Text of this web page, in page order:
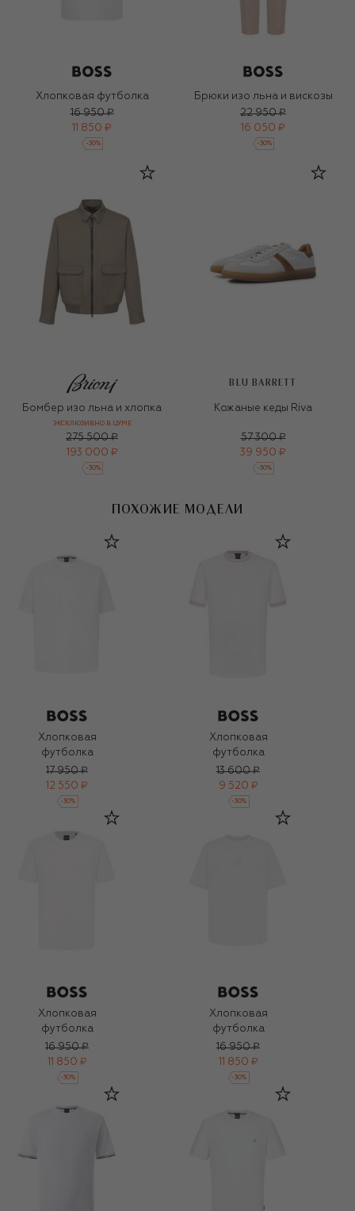
Хлопковая футболка
16 950 ₽
11 850 ₽
-30%
Брюки изо льна и вискозы
22 950 ₽
16 050 ₽
-30%
Бомбер изо льна и хлопка
ЭКСКЛЮЗИВНО В ЦУМЕ
275 500 ₽
193 000 ₽
-30%
BLU BARRETT
Кожаные кеды Riva
57 300 ₽
39 950 ₽
-30%
ПОХОЖИЕ МОДЕЛИ
Хлопковая
футболка
17 950 ₽
12 550 ₽
-30%
Хлопковая
футболка
13 600 ₽
9 520 ₽
-30%
Хлопковая
футболка
16 950 ₽
11 850 ₽
-30%
Хлопковая
футболка
16 950 ₽
11 850 ₽
-30%